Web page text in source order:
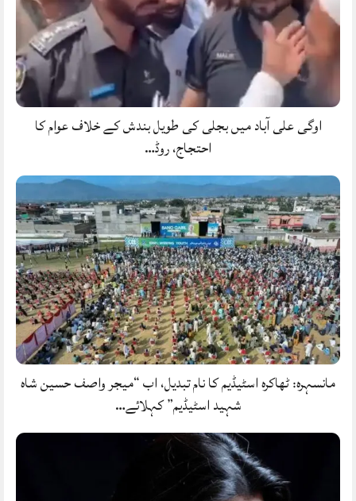
اوگی علی آباد میں بجلی کی طویل بندش کے خلاف عوام کا
احتجاج، روڈ…
مانسہرہ: ٹھاکرہ اسٹیڈیم کا نام تبدیل، اب “میجر واصف حسین شاہ
شہید اسٹیڈیم” کہلائے…